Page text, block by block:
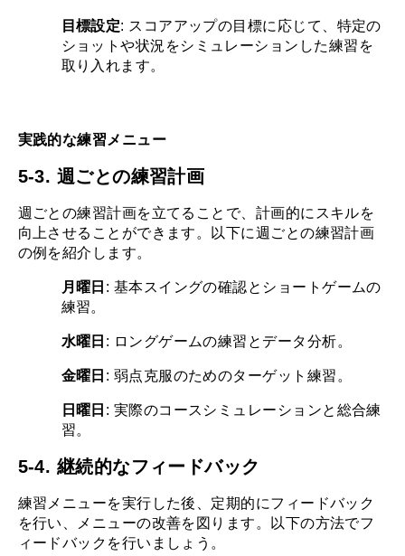
目標設定: スコアアップの目標に応じて、特定の
ショットや状況をシミュレーションした練習を
取り入れます。
実践的な練習メニュー
5-3. 週ごとの練習計画
週ごとの練習計画を立てることで、計画的にスキルを
向上させることができます。以下に週ごとの練習計画
の例を紹介します。
月曜日 : 基本スイングの確認とショートゲームの
練習。
水曜日 : ロングゲームの練習とデータ分析。
金曜日 : 弱点克服のためのターゲット練習。
日曜日 : 実際のコースシミュレーションと総合練
習。
5-4. 継続的なフィードバック
練習メニューを実行した後、定期的にフィードバック
を行い、メニューの改善を図ります。以下の方法でフ
ィードバックを行いましょう。